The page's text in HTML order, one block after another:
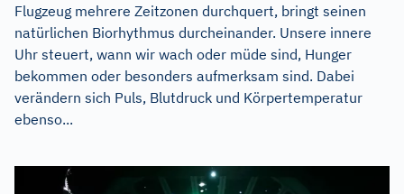
Flugzeug mehrere Zeitzonen durchquert, bringt seinen
natürlichen Biorhythmus durcheinander. Unsere innere
Uhr steuert, wann wir wach oder müde sind, Hunger
bekommen oder besonders aufmerksam sind. Dabei
verändern sich Puls, Blutdruck und Körpertemperatur
ebenso...